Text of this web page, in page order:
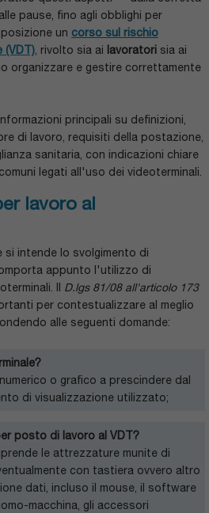
pause, fino agli obblighi per
un corso sul rischio
(VDT) , rivolto sia ai lavoratori sia ai
organizzare e gestire correttamente
principali su definizioni,
di lavoro, requisiti della postazione,
sanitaria, con indicazioni chiare
legati all'uso dei videoterminali.
lavoro al
si intende lo svolgimento di
appunto l'utilizzo di
Il D.lgs 81/08 all'articolo 173
per contestualizzare al meglio
alle seguenti domande:
o grafico a prescindere dal
di visualizzazione utilizzato;
posto di lavoro al VDT?
le attrezzature munite di
con tastiera ovvero altro
dati, incluso il mouse, il software
macchina, gli accessori